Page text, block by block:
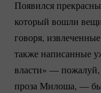
Появился
который вошли
говоря,
также написанные
власти» — пожалуй,
проза Милоша, —